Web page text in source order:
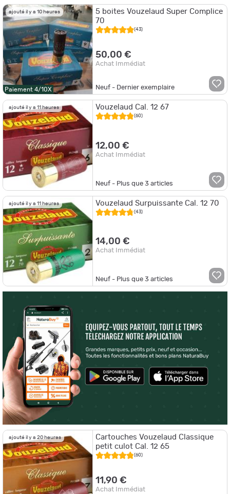
ajouté il y a 10 heures
Paiement 4/10X
5 boites Vouzelaud Super Complice
70
(43)
50,00 €
Achat Immédiat
Neuf - Dernier exemplaire
ajouté il y a 11 heures Vouzelaud Cal. 12 67
(60)
12,00 €
Achat Immédiat
Neuf - Plus que3 articles
ajouté il y a 11 heures Vouzelaud Surpuissante Cal. 12 70
(43)
14,00 €
Achat Immédiat
Neuf - Plus que3 articles
ajouté il y a 20 heures
Cartouches Vouzelaud Classique
petit culot Cal. 12 65
(60)
11,90 €
Achat Immédiat